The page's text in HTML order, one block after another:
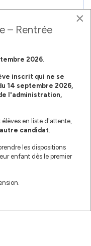
tous les candidats
du secondaire ont
pour leur
×
– Rentrée
2026.
inscrit qui ne se
14 septembre 2026,
l'administration,
en liste d'attente,
candidat.
les dispositions
enfant dès le premier